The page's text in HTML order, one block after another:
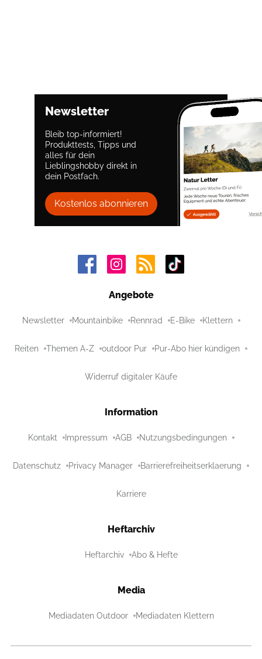
Newsletter
Bleib top-informiert!
Produkttests, Tipps und
alles für dein
Lieblingshobby direkt in
dein Postfach.
Kostenlos abonnieren
Angebote
Newsletter Mountainbike Rennrad E-Bike Klettern
Reiten Themen A-Z outdoor Pur Pur-Abo hier kündigen
Widerruf digitaler Käufe
Information
Kontakt Impressum AGB Nutzungsbedingungen
Datenschutz Privacy Manager Barrierefreiheitserklaerung
Karriere
Heftarchiv
Heftarchiv Abo & Hefte
Media
Mediadaten Outdoor Mediadaten Klettern